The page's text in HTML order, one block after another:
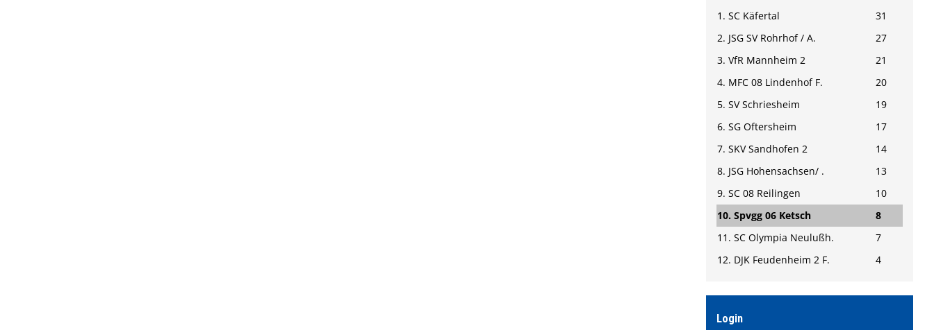
1. SC Käfertal
31
2. JSG SV Rohrhof / A.
27
3. VfR Mannheim 2
21
4. MFC 08 Lindenhof F.
20
5. SV Schriesheim
19
6. SG Oftersheim
17
7. SKV Sandhofen 2
14
8. JSG Hohensachsen/ .
13
9. SC 08 Reilingen
10
10. Spvgg 06 Ketsch
8
11. SC Olympia Neulußh.
7
12. DJK Feudenheim 2 F.
4
Login